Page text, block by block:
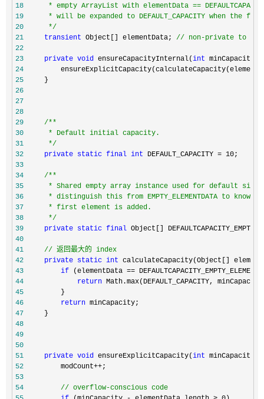
18
19
20
*/
21
transient Object[] elementData; // non-private to
22
23
private void ensureCapacityInternal(int
24
25
26
27
28
29
/**
30
31
*/
32
private static final int DEFAULT_CAPACITY = 10
33
34
/**
35
36
37
38
*/
39
private static final Object[]
40
41
// 返回最大的 index
42
private static int calculateCapacity(Object[]
43
if (elementData ==
44
return
45
46
return
47
48
49
50
51
private void ensureExplicitCapacity(int
52
         modCount++
53
54
// overflow-conscious code